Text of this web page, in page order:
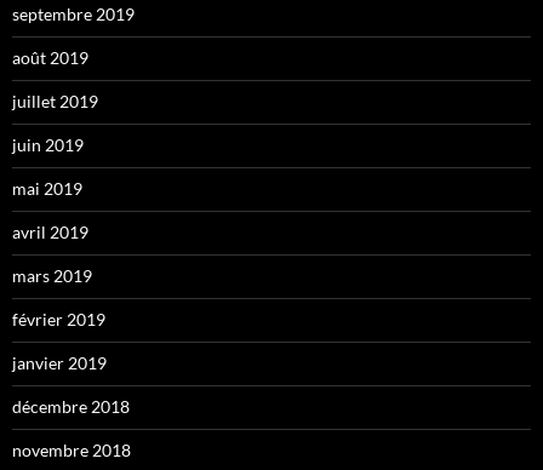
septembre 2019
août 2019
juillet 2019
juin 2019
mai 2019
avril 2019
mars 2019
février 2019
janvier 2019
décembre 2018
novembre 2018